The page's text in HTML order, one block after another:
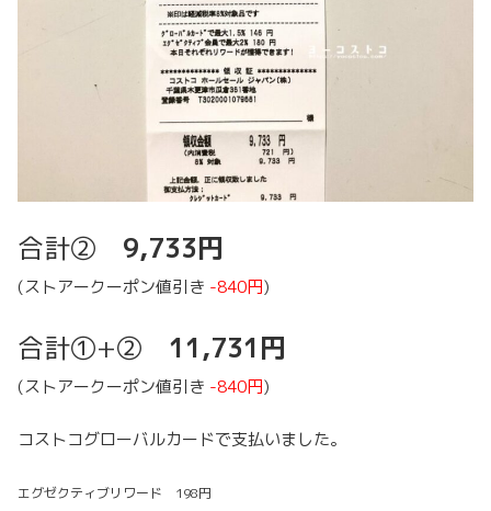
合計② 9,733円
(ストアークーポン値引き -840円)
合計①+② 11,731円
(ストアークーポン値引き -840円)
コストコグローバルカードで支払いました。
エグゼクティブリワード 198円